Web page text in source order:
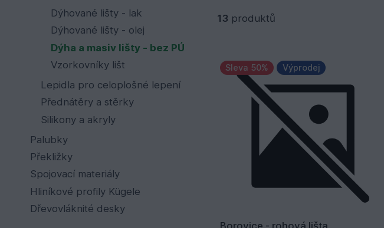
Dýhované lišty - lak
Dýhované lišty - olej
Dýha a masiv lišty - bez PÚ
Vzorkovníky lišt
Lepidla pro celoplošné lepení
Přednátěry a stěrky
Silikony a akryly
Palubky
Překližky
Spojovací materiály
Hliníkové profily Kügele
Dřevovláknité desky
13 produktů
Sleva 50% Výprodej